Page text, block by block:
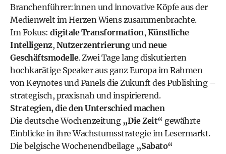
Branchenführer:innen und innovative Köpfe aus der
Medienwelt im Herzen Wiens zusammenbrachte.
Im Fokus: digitale Transformation, Künstliche
Intelligenz, Nutzerzentrierungundneue
Geschäftsmodelle. Zwei Tage lang diskutierten
hochkarätige Speaker aus ganz Europa im Rahmen
von Keynotes und Panels die Zukunft des Publishing –
strategisch, praxisnah und inspirierend.
Strategien, die den Unterschied machen
Die deutsche Wochenzeitung „Die Zeit“ gewährte
Einblicke in ihre Wachstumsstrategie im Lesermarkt.
Die belgische Wochenendbeilage „Sabato“